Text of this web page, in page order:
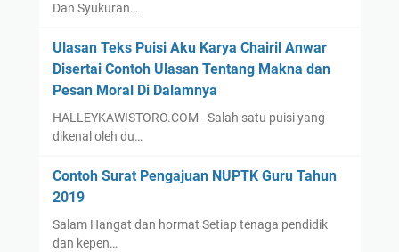
Dan Syukuran…
Ulasan Teks Puisi Aku Karya Chairil Anwar
Disertai Contoh Ulasan Tentang Makna dan
Pesan Moral Di Dalamnya
HALLEYKAWISTORO.COM - Salah satu puisi yang
dikenal oleh du…
Contoh Surat Pengajuan NUPTK Guru Tahun
2019
Salam Hangat dan hormat Setiap tenaga pendidik
dan kepen…